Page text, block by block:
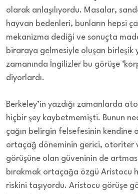
olarak anlaşılıyordu. Masalar,
hayvan bedenleri, bunların hepsi
mekanizma dediği ve sonuçta
biraraya gelmesiyle oluşan birleşik
zamanında İngilizler bu görüşe
diyorlardı.
Berkeley’in yazdığı zamanlarda
hiçbir şey kaybetmemişti. Bunun
çağın belirgin felsefesinin kendine
ortaçağ döneminin gerici, otoriter
görüşüne olan güveninin de
bırakmak ortaçağa özgü Aristocu
riskini taşıyordu. Aristocu görüşe